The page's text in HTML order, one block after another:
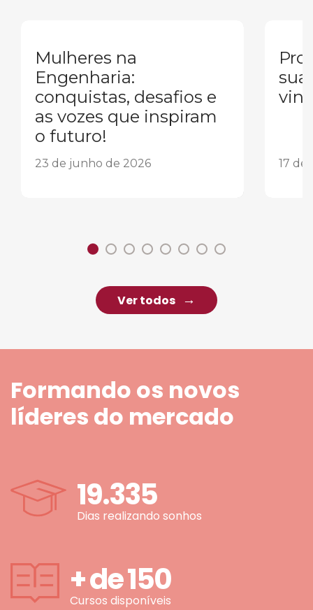
Mulheres na
Engenharia:
conquistas, desafios e
as vozes que inspiram
o futuro!
23 de junho de 2026
sua
17 de
Ver todos
Formando os novos
líderes do mercado
19.335
Dias realizando sonhos
+ de150
Cursos disponíveis